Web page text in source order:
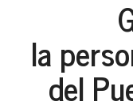
la
del